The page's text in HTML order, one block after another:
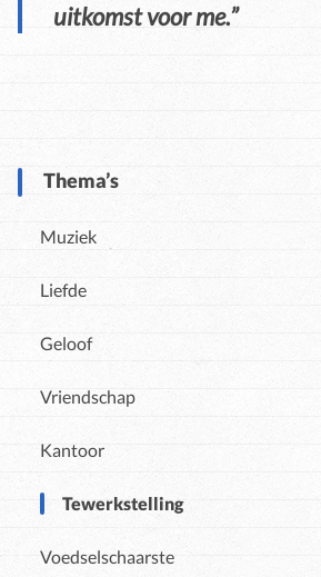
uitkomst voor me.”
Thema’s
Muziek
Liefde
Geloof
Vriendschap
Kantoor
Tewerkstelling
Voedselschaarste